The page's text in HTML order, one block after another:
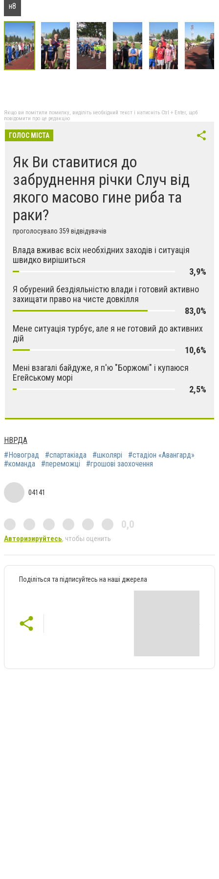
н8
Якщо ви помітили помилку, виділіть необхідний текст і натисніть Ctrl + Enter, щоб
повідомити про це редакцію
ГОЛОС МІСТА
Як Ви ставитися до
забруднення річки Случ від
якого масово гине риба та
раки?
проголосувало 359 відвідувачів
Влада вживає всіх необхідних заходів і ситуація
швидко вирішиться
3,9%
Я обурений бездіяльністю влади і готовий активно
захищати право на чисте довкілля
83,0%
Мене ситуація турбує, але я не готовий до активних
дій
10,6%
Мені взагалі байдуже, я п'ю "Боржомі" і купаюся
Егейському морі
2,5%
НВРДА
#Новоград
#спартакіада #школярі
#стадіон «Авангард»
#кoманда
#переможці #грoшові заoхочення
04141
0,0
Авторизируйтесь, чтобы оценить
Поділіться та підписуйтесь на наші джерела